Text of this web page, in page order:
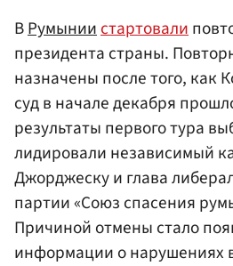
ВРумыниистартовали
президента страны.
назначены после того, как
суд в начале декабря
результаты первого тура
лидировали независимый
Джорджеску и глава
партии «Союз спасения
Причиной отмены стало
информации о нарушениях